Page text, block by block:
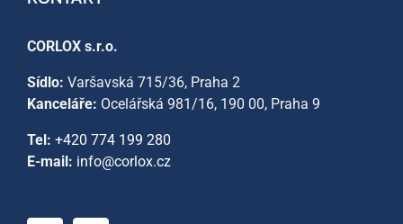
CORLOX s.r.o.
Sídlo: Varšavská 715/36, Praha 2
Kanceláře: Ocelářská 981/16, 190 00, Praha 9
Tel: +420 774 199 280
E-mail: info@corlox.cz